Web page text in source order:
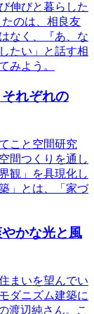
伸びと暮らした
のは、相良友
なく、『あ、な
たい」と話す相
みよう。
それぞれの
こと空間研究
間つくりを通し
観」を具現化し
」とは、「家づ
かな光と風
まいを望んでい
ダニズム建築に
渡辺純さん。こ